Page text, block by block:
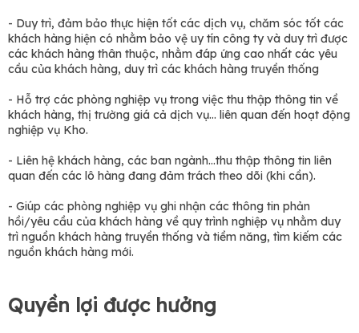
- Duy trì, đảm bảo thực hiện tốt các dịch vụ, chăm sóc tốt các
khách hàng hiện có nhằm bảo vệ uy tín công ty và duy trì được
các khách hàng thân thuộc, nhằm đáp ứng cao nhất các yêu
cầu của khách hàng, duy trì các khách hàng truyền thống
- Hỗ trợ các phòng nghiệp vụ trong việc thu thập thông tin về
khách hàng, thị trường giá cả dịch vụ… liên quan đến hoạt động
nghiệp vụ Kho.
- Liên hệ khách hàng, các ban ngành…thu thập thông tin liên
quan đến các lô hàng đang đảm trách theo dõi (khi cần).
- Giúp các phòng nghiệp vụ ghi nhận các thông tin phản
hồi/yêu cầu của khách hàng về quy trình nghiệp vụ nhằm duy
trì nguồn khách hàng truyền thống và tiềm năng, tìm kiếm các
nguồn khách hàng mới.
Quyền lợi được hưởng